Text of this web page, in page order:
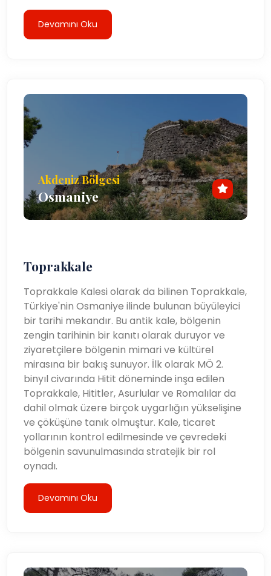
Devamını Oku
Akdeniz Bölgesi
Osmaniye
Toprakkale
Toprakkale Kalesi olarak da bilinen Toprakkale,
Türkiye'nin Osmaniye ilinde bulunan büyüleyici
bir tarihi mekandır. Bu antik kale, bölgenin
zengin tarihinin bir kanıtı olarak duruyor ve
ziyaretçilere bölgenin mimari ve kültürel
mirasına bir bakış sunuyor. İlk olarak MÖ 2.
binyıl civarında Hitit döneminde inşa edilen
Toprakkale, Hititler, Asurlular ve Romalılar da
dahil olmak üzere birçok uygarlığın yükselişine
ve çöküşüne tanık olmuştur. Kale, ticaret
yollarının kontrol edilmesinde ve çevredeki
bölgenin savunulmasında stratejik bir rol
oynadı.
Devamını Oku